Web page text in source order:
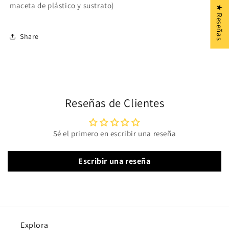
maceta de plástico y sustrato)
Share
Reseñas de Clientes
Sé el primero en escribir una reseña
Escribir una reseña
Explora
★ Reseñas